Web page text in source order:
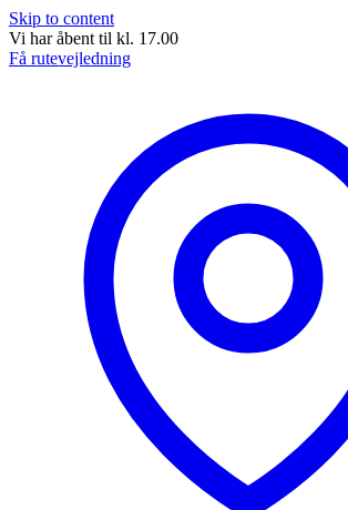
Skip to content
Vi har åbent til kl. 17.00
Få rutevejledning